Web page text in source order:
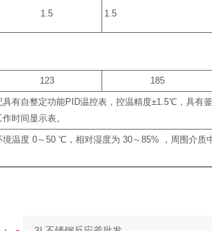
1.5 1.5
123 185
具有自整定功能PID温控表，控温精度±1.5℃ ，具有
作时间显示表。
境温度 0～50℃ ，相对湿度为 30～85% ，周围介质